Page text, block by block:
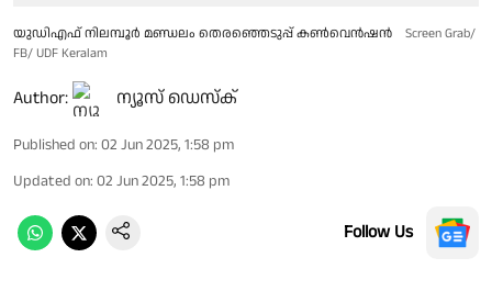
യുഡിഎഫ് നിലമ്പൂർ മണ്ഡലം തെരഞ്ഞെടുപ്പ് കണ്‍വെന്‍ഷന്‍
Screen Grab/
FB/ UDF Keralam
Author: ന്യൂസ് ഡെസ്ക്
Published on: 02 Jun 2025, 1:58 pm
Updated on: 02 Jun 2025, 1:58 pm
Follow Us